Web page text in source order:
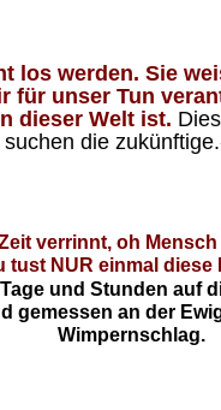
los werden. Sie
für unser Tun
dieser Welt ist.
die
verrinnt, oh Mensch
tust NUR einmal diese
und Stunden auf
gemessen an der
Wimpernschlag.